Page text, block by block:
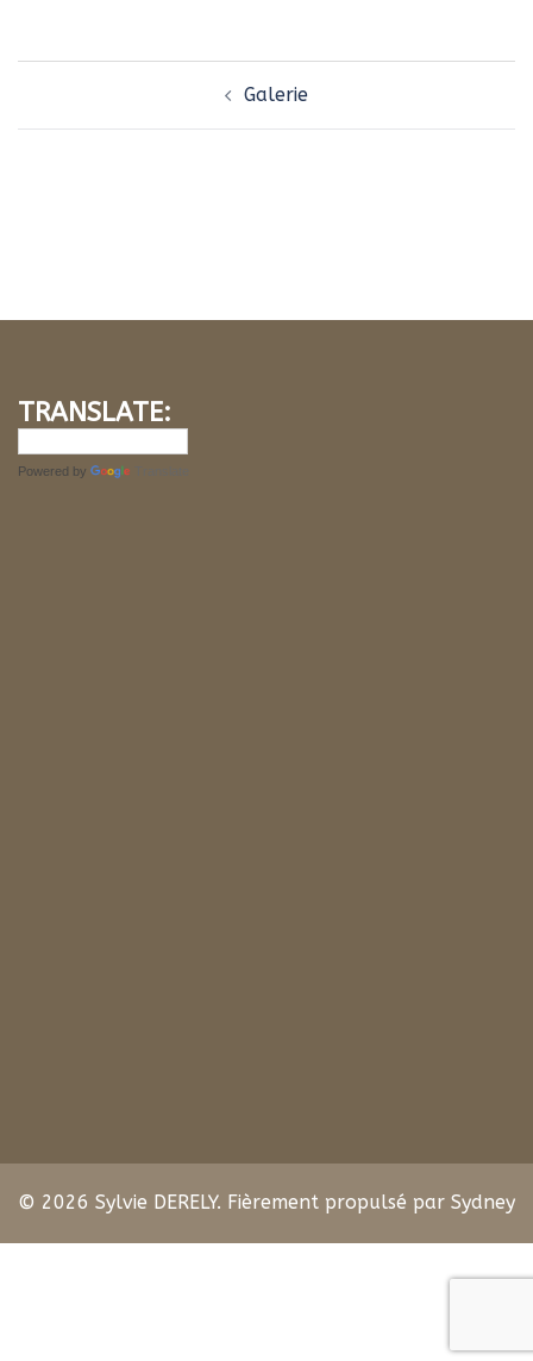
Galerie
TRANSLATE:
Powered by
© 2026 Sylvie DERELY. Fièrement propulsé par Sydney